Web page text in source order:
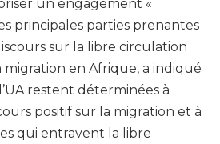
un engagement «
principales parties prenantes
sur la libre circulation
migration en Afrique, a indiqué
l’UA restent déterminées à
positif sur la migration et à
qui entravent la libre